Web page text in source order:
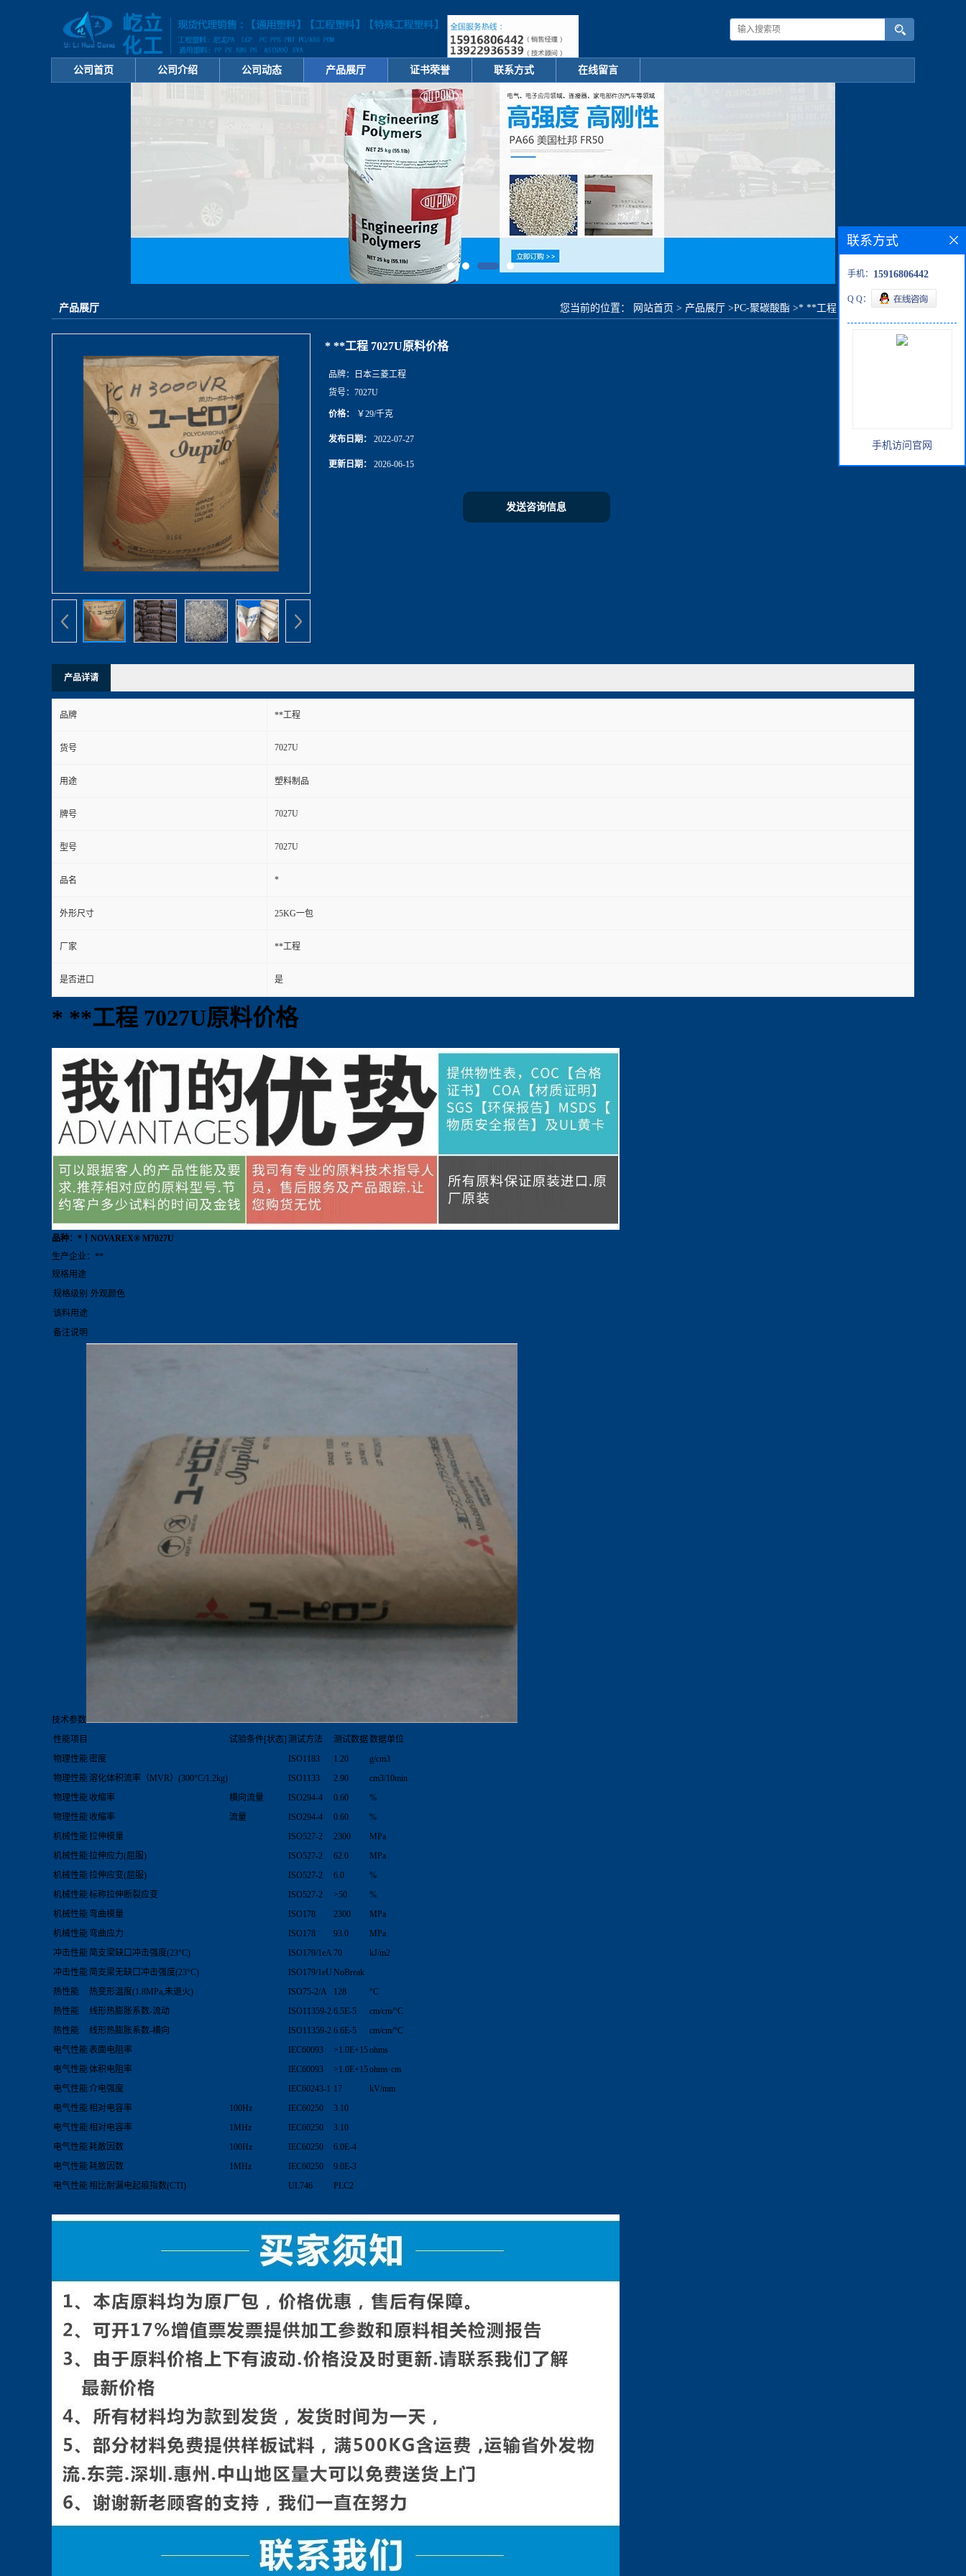
公司首页 公司介绍 公司动态 产品展厅 证书荣誉 联系方式 在线留言
产品展厅 您当前的位置： 网站首页 > 产品展厅 >PC-聚碳酸酯 >* **工程 7027U原料价格
* **工程 7027U原料价格
品牌：
日本三菱工程
货号： 7027U
价格： ￥29/千克
发布日期： 2022-07-27
更新日期： 2026-06-15
发送咨询信息
产品详请
品牌 **工程
货号 7027U
用途 塑料制品
牌号 7027U
型号 7027U
品名 *
外形尺寸 25KG一包
厂家 **工程
是否进口 是
* **工程 7027U原料价格
品种：*丨NOVAREX® M7027U
生产企业：**
规格用途
规格级别 外观颜色
该料用途
备注说明
技术参数
性能项目
试验条件[状态] 测试方法 测试数据数据单位
物理性能密度 ISO1183 1.20
g/cm3
物理性能溶化体积流率（MVR）(300°C/1.2kg) ISO1133 2.90
cm3/10min
物理性能 收缩率 横向流量 ISO294-4 0.60
%
物理性能 收缩率 流量 ISO294-4 0.60
%
机械性能拉伸模量 ISO527-2 2300
MPa
机械性能拉伸应力(屈服) ISO527-2 62.0
MPa
机械性能拉伸应变(屈服) ISO527-2 6.0
%
机械性能标称拉伸断裂应变 ISO527-2 >50
%
机械性能 弯曲模量 ISO178 2300
MPa
机械性能 弯曲应力 ISO178 93.0
MPa
冲击性能 简支梁缺口冲击强度(23°C) ISO179/1eA70
kJ/m2
冲击性能 简支梁无缺口冲击强度(23°C) ISO179/1eU NoBreak
热性能
热变形温度(1.8MPa,未退火) ISO75-2/A 128
°C
热性能
线形热膨胀系数-流动 ISO11359-2 6.5E-5
cm/cm/°C
热性能
线形热膨胀系数-横向 ISO11359-2 6.6E-5
cm/cm/°C
电气性能表面电阻率 IEC60093 >1.0E+15ohms
电气性能体积电阻率 IEC60093 >1.0E+15ohms·cm
电气性能介电强度 IEC60243-1 17
kV/mm
电气性能相对电容率 100Hz IEC60250
3.10
电气性能相对电容率 1MHz IEC60250
3.10
电气性能耗散因数 100Hz IEC60250
6.0E-4
电气性能耗散因数 1MHz IEC60250
9.0E-3
电气性能相比耐漏电起痕指数(CTI) UL746 PLC2
联系方式
手机： 15916806442
Q Q：
手机访问官网